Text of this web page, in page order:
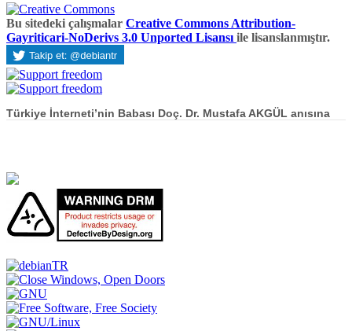
Bu sitedeki çalışmalar Creative Commons Attribution-
Gayriticari-NoDerivs 3.0 Unported Lisansı ile lisanslanmıştır.
Türkiye İnterneti’nin Babası Doç. Dr. Mustafa AKGÜL anısına